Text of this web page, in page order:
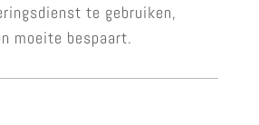
te gebruiken,
moeite bespaart.